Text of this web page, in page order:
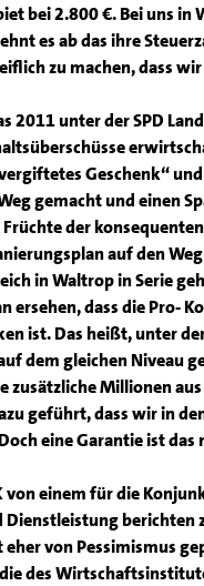
bei 2.800 €. Bei uns
es ab das ihre
zu machen, dass
2011 unter der SPD
Geschenk“
gemacht und einen
der
auf den
in Waltrop in Serie
ersehen, dass die Pro-
ist. Das heißt, unter
dem gleichen Niveau
Millionen
geführt, dass wir in
eine Garantie ist das
von einem für die
berichten
von Pessimismus
des